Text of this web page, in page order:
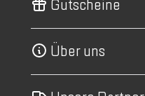
Gutscheine
Über uns